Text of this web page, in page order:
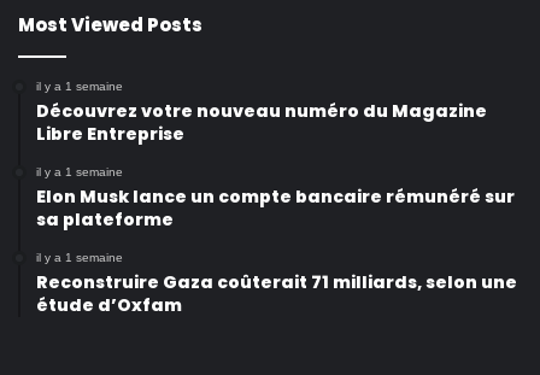
Most Viewed Posts
il y a 1 semaine
Découvrez votre nouveau numéro du Magazine
Libre Entreprise
il y a 1 semaine
Elon Musk lance un compte bancaire rémunéré sur
sa plateforme
il y a 1 semaine
Reconstruire Gaza coûterait 71 milliards, selon une
étude d’Oxfam